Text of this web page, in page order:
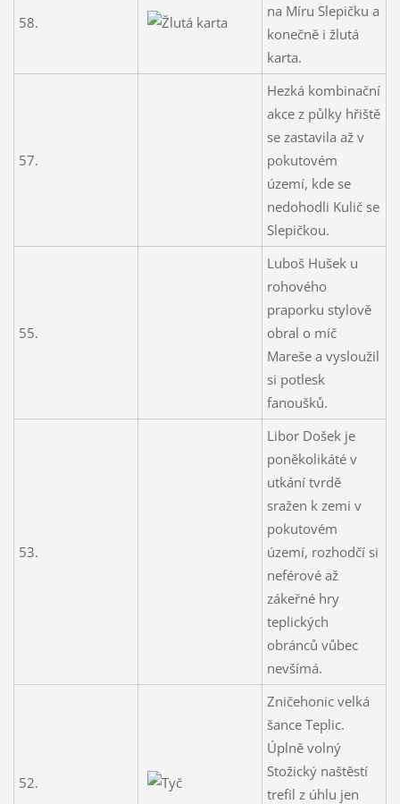
58.
na Míru Slepičku a
konečně i žlutá
karta.
57.
Hezká kombinační
akce z půlky hřiště
se zastavila až v
pokutovém
území, kde se
nedohodli Kulič se
Slepičkou.
55.
Luboš Hušek u
rohového
praporku stylově
obral o míč
Mareše a vysloužil
si potlesk
fanoušků.
53.
Libor Došek je
poněkolikáté v
utkání tvrdě
sražen k zemi v
pokutovém
území, rozhodčí si
neférové až
zákeřné hry
teplických
obránců vůbec
nevšímá.
52.
Zničehonic velká
šance Teplic.
Úplně volný
Stožický naštěstí
trefil z úhlu jen